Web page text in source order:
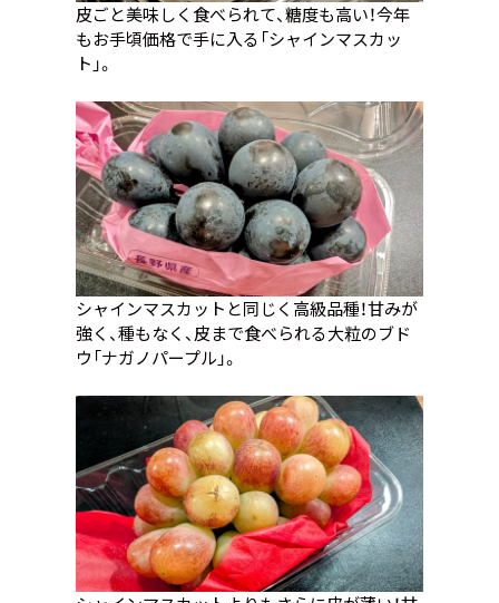
皮ごと美味しく食べられて、糖度も高い！今年
もお手頃価格で手に入る「シャインマスカッ
ト」。
シャインマスカットと同じく高級品種！甘みが
強く、種もなく、皮まで食べられる大粒のブド
ウ「ナガノパープル」。